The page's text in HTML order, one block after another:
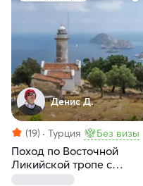
Денис Д.
(19) Турция Без визы
Поход по Восточной
Ликийской тропе с
восхождением на Тахталы